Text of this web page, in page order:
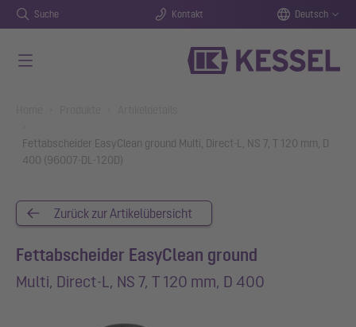
Suche Kontakt Deutsch
Fettabscheider EasyClean ground Multi, Direct-L, NS 7, T 120 mm, D
400 (96007-DL-120D)
Zurück zur Artikelübersicht
Fettabscheider EasyClean ground
Multi, Direct-L, NS 7, T 120 mm, D 400